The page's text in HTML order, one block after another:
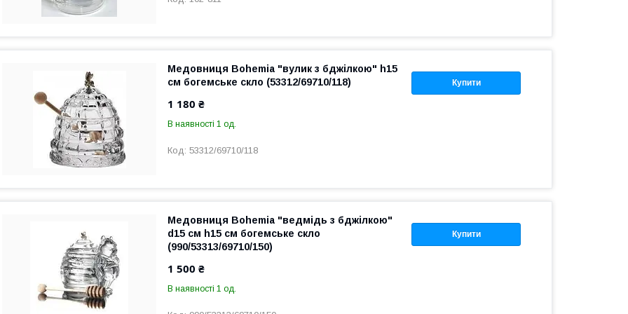
Купити
Медовниця Bohemia "вулик з бджілкою" h15
см богемське скло (53312/69710/118)
1 180 ₴
В наявності 1 од.
53312/69710/118
Купити
Медовниця Bohemia "ведмідь з бджілкою"
d15 см h15 см богемське скло
(990/53313/69710/150)
1 500 ₴
В наявності 1 од.